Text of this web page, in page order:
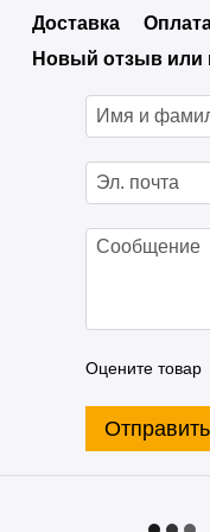
Доставка
Новый отзыв или
Оцените товар
Отправить